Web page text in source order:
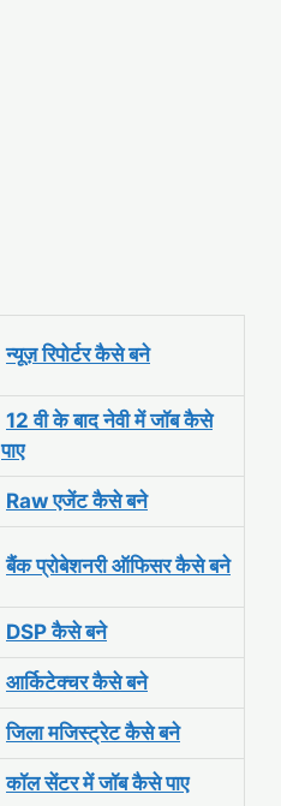
न्यूज़ रिपोर्टर कैसे बने
12 वी के बाद नेवी में जॉब कैसे
पाए
Raw एजेंट कैसे बने
बैंक प्रोबेशनरी ऑफिसर कैसे बने
DSP कैसे बने
आर्किटेक्चर कैसे बने
जिला मजिस्ट्रेट कैसे बने
कॉल सेंटर में जॉब कैसे पाए